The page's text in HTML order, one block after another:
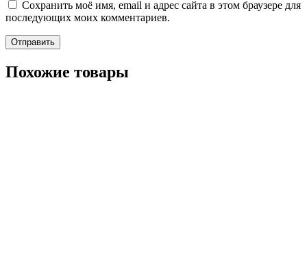
Сохранить моё имя, email и адрес сайта в этом браузере для
последующих моих комментариев.
Похожие товары